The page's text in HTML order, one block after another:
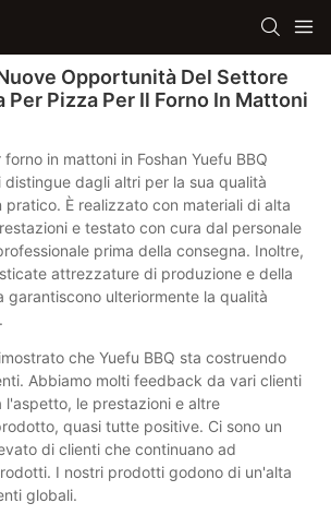
Opportunità Del Settore
Per Pizza Per Il Forno In Mattoni
in mattoni in Foshan Yuefu BBQ
dagli altri per la sua qualità
pratico. È realizzato con materiali di alta
e testato con cura dal personale
prima della consegna. Inoltre,
attrezzature di produzione e della
garantiscono ulteriormente la qualità
che Yuefu BBQ sta costruendo
Abbiamo molti feedback da vari clienti
l'aspetto, le prestazioni e altre
quasi tutte positive. Ci sono un
di clienti che continuano ad
I nostri prodotti godono di un'alta
globali.